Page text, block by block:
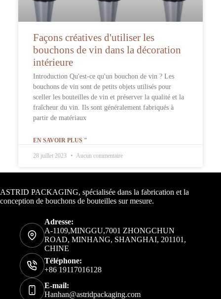
Façons créatives d'utiliser les
bouchons de vin dans la décoration
intérieure
Introduction Qu'est-ce qu'un bouchon de vin ? Les
bouchons de vin sont de petits objets utilisés pour
sceller les bouteilles de vin et préserver la qualité et la
fraîcheur du vin. Ils sont généralement fabriqués à
partir de matériaux
EN SAVOIR PLUS "
28 juillet 2023 Aucun commentaire
ASTRID PACKAGING, spécialisée dans la fabrication et la
conception de bouchons de bouteilles sur mesure.
Adresse:
A-1109,MINGGU,7001 ZHONGCHUN
ROAD, MINHANG, SHANGHAI, 201101,
CHINE
Téléphone:
+86 19117016128
E-mail:
Hanhan@astridpackaging.com